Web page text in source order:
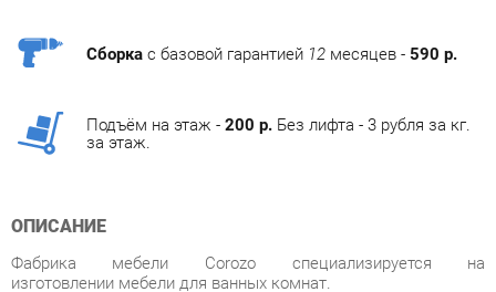
Подъём на этаж - 200 р. Без лифта - 3 рубля за кг.
изготовлении мебели для ванных комнат.
Мебель отличается практичностью: износостойкие
материалы, выскокачественные отделочные материалы